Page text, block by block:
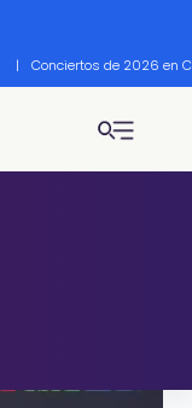
| Conciertos de 2026 en